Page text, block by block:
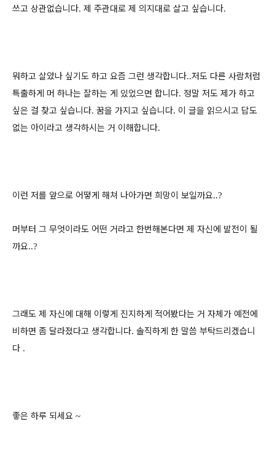
쓰고 상관없습니다. 제 주관대로 제 의지대로 살고 싶습니다.
뭐하고 살았나 싶기도 하고 요즘 그런 생각합니다..저도 다른 사람처럼
특출하게 머 하나는 잘하는 게 있었으면 합니다. 정말 저도 제가 하고
싶은 걸 찾고 싶습니다. 꿈을 가지고 싶습니다. 이 글을 읽으시고 답도
없는 아이라고 생각하시는 거 이해합니다.
이런 저를 앞으로 어떻게 해쳐 나아가면 희망이 보일까요..?
머부터 그 무엇이라도 어떤 거라고 한번해본다면 제 자신에 발전이 될
까요..?
그래도 제 자신에 대해 이렇게 진지하게 적어봤다는 거 자체가 예전에
비하면 좀 달라졌다고 생각합니다. 솔직하게 한 말씀 부탁드리겠습니
다 .
좋은 하루 되세요 ~